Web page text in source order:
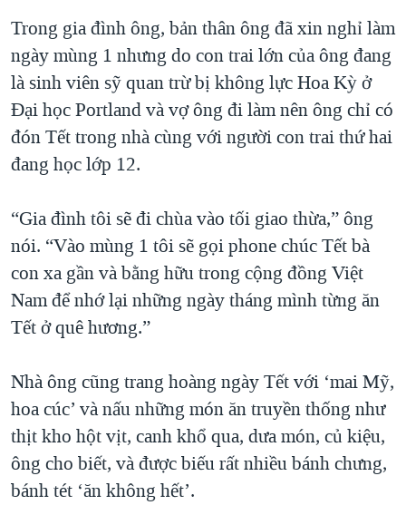
Trong gia đình ông, bản thân ông đã xin nghỉ làm
ngày mùng 1 nhưng do con trai lớn của ông đang
là sinh viên sỹ quan trừ bị không lực Hoa Kỳ ở
Đại học Portland và vợ ông đi làm nên ông chỉ có
đón Tết trong nhà cùng với người con trai thứ hai
đang học lớp 12.
“Gia đình tôi sẽ đi chùa vào tối giao thừa,” ông
nói. “Vào mùng 1 tôi sẽ gọi phone chúc Tết bà
con xa gần và bằng hữu trong cộng đồng Việt
Nam để nhớ lại những ngày tháng mình từng ăn
Tết ở quê hương.”
Nhà ông cũng trang hoàng ngày Tết với ‘mai Mỹ,
hoa cúc’ và nấu những món ăn truyền thống như
thịt kho hột vịt, canh khổ qua, dưa món, củ kiệu,
ông cho biết, và được biếu rất nhiều bánh chưng,
bánh tét ‘ăn không hết’.